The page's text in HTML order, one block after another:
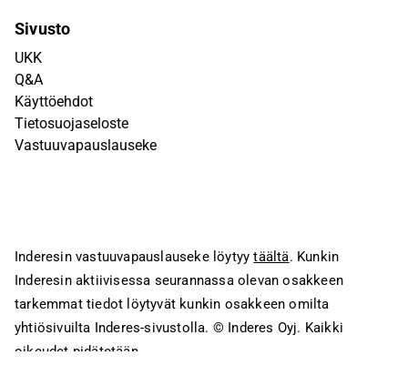
Sivusto
UKK
Q&A
Käyttöehdot
Tietosuojaseloste
Vastuuvapauslauseke
Inderesin vastuuvapauslauseke löytyytäältä. Kunkin
Inderesin aktiivisessa seurannassa olevan osakkeen
tarkemmat tiedot löytyvät kunkin osakkeen omilta
yhtiösivuilta Inderes-sivustolla. © Inderes Oyj. Kaikki
oikeudet pidätetään.